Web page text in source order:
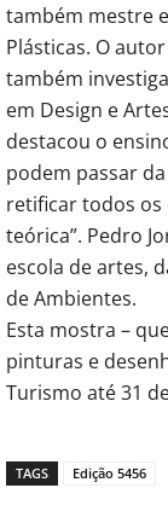
também mestre
Plásticas. O
também
em Design e
destacou o
podem passar
retificar todos os
teórica”. Pedro
escola de artes,
de Ambientes.
Esta mostra –
pinturas e
Turismo até 31
TAGS Edição 5456